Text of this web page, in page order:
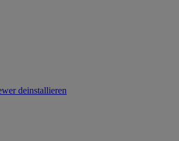
deinstallieren